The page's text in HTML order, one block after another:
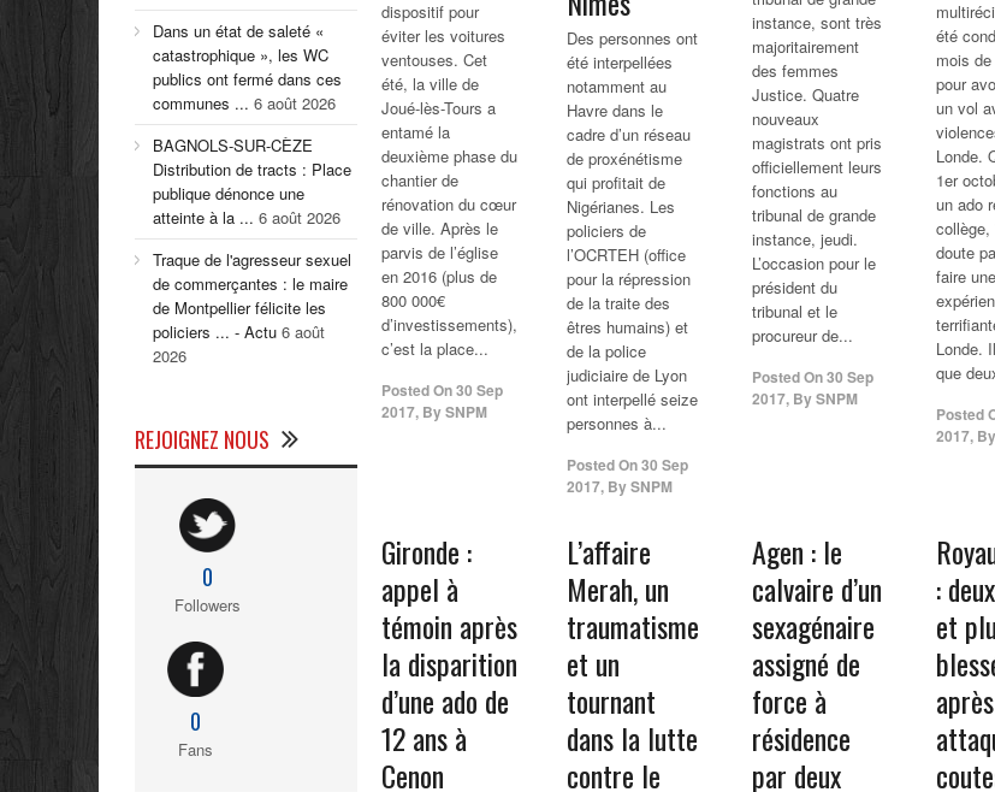
dispositif pour
éviter les voitures
ventouses. Cet
été, la ville de
Joué-lès-Tours a
entamé la
deuxième phase du
chantier de
rénovation du cœur
de ville. Après le
parvis de l’église
en 2016 (plus de
800 000€
d’investissements),
c’est la place...
Posted On30 Sep
2017, BySNPM
Des personnes ont
été interpellées
notamment au
Havre dans le
cadre d’un réseau
de proxénétisme
qui profitait de
Nigérianes. Les
policiers de
l’OCRTEH (office
pour la répression
de la traite des
êtres humains) et
de la police
judiciaire de Lyon
ont interpellé seize
personnes à...
Posted On30 Sep
2017, BySNPM
instance, sont très
majoritairement
des femmes
Justice. Quatre
nouveaux
magistrats ont pris
officiellement leurs
fonctions au
tribunal de grande
instance, jeudi.
L’occasion pour le
président du
tribunal et le
procureur de...
Posted On30 Sep
2017, BySNPM
été
mois
pour
un vol
Londe.
1er
un ado
doute
faire une
Londe.
que
Posted
2017, By
Gironde :
appel à
témoin après
la disparition
d’une ado de
12 ans à
Cenon
L’affaire
Merah, un
traumatisme
et un
tournant
dans la lutte
contre le
Agen : le
calvaire d’un
sexagénaire
assigné de
force à
résidence
par deux
:
et
Dans un état de saleté «
catastrophique », les WC
publics ont fermé dans ces
communes ... 6 août 2026
BAGNOLS-SUR-CÈZE
Distribution de tracts : Place
publique dénonce une
atteinte à la ... 6 août 2026
Traque de l'agresseur sexuel
de commerçantes : le maire
de Montpellier félicite les
policiers ... - Actu 6 août
2026
REJOIGNEZ NOUS
0
Followers
0
Fans